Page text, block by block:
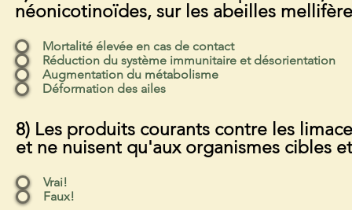
néonicotinoïdes, sur les abeilles
Mortalité élevée en cas de contact
Réduction du système immunitaire et désorientation
Augmentation du métabolisme
Déformation des ailes
8) Les produits courants contre les
et ne nuisent qu'aux organismes cibles
Vrai!
Faux!